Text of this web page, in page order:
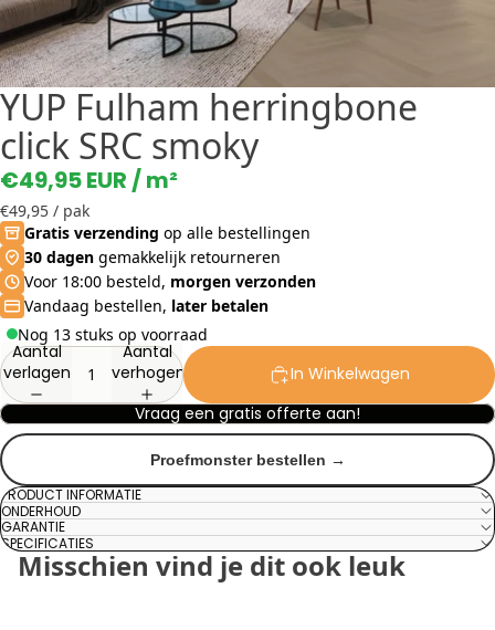
YUP Fulham herringbone
click SRC smoky
€49,95 EUR / m²
€49,95 / pak
Gratis verzending op alle bestellingen
30 dagen gemakkelijk retourneren
Voor 18:00 besteld, morgen verzonden
Vandaag bestellen, later betalen
Nog 13 stuks op voorraad
Aantal
verlagen
Aantal
verhogen
In Winkelwagen
Vraag een gratis offerte aan!
Proefmonster bestellen →
PRODUCT INFORMATIE
ONDERHOUD
GARANTIE
SPECIFICATIES
Misschien vind je dit ook leuk